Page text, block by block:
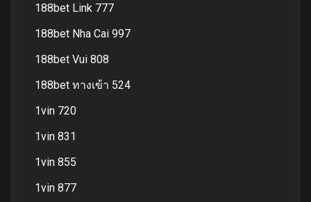
188bet Link 777
188bet Nha Cai 997
188bet Vui 808
188bet ทางเข้า 524
1vin 720
1vin 831
1vin 855
1vin 877